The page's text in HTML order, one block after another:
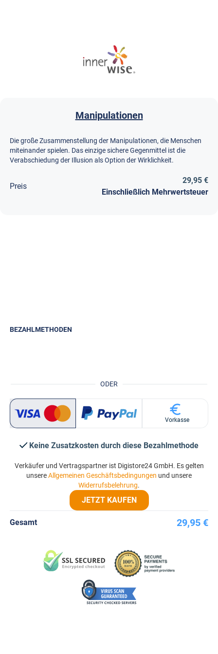
Manipulationen
Die große Zusammenstellung der Manipulationen, die Menschen
miteinander spielen. Das einzige sichere Gegenmittel ist die
Verabschiedung der Illusion als Option der Wirklichkeit.
Preis
29,95 €
Einschließlich Mehrwertsteuer
ODER
BEZAHLMETHODEN
Vorkasse
Keine Zusatzkosten durch diese Bezahlmethode
Verkäufer und Vertragspartner ist Digistore24 GmbH. Es gelten
unsereAllgemeinen Geschäftsbedingungen und unsere
Widerrufsbelehrung.
JETZT KAUFEN
Gesamt 29,95 €